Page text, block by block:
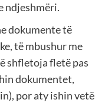
ndjeshmëri.
dokumente të
të mbushur me
shfletoja fletë pas
dokumentet,
por aty ishin vetë